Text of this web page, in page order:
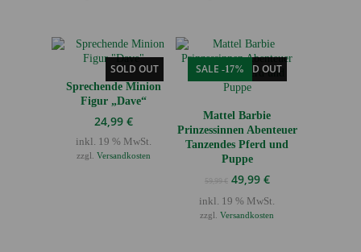
SOLD OUT
Sprechende Minion
Figur „Dave“
24,99 €
inkl. 19 % MwSt.
zzgl. Versandkosten
SOLD OUT
SALE -17%
Mattel Barbie
Prinzessinnen Abenteuer
Tanzendes Pferd und
Puppe
59,99€ Ursprünglicher
war:
59,99 €
49,99 €Aktueller
ist:
49,99 €.
inkl. 19 % MwSt.
zzgl.Versandkosten